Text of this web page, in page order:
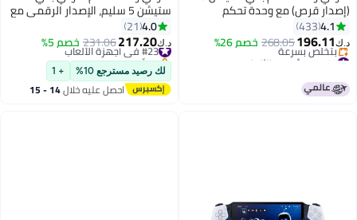
(إصدار قرص) مع وحدة تحكم
لاسلكية إضافية - أسود
4.1
433
د.ك‏196.11
268.05خصم 26%
#30 في أجهزة الألعاب
بتخلّص بسرعة
#30 في أجهزة الألعاب
ستيشن 5 سليم، الإصدار الرقمي مع
وحدة تحكم سوداء إضافية
4.0
21
د.ك‏217.20
231.06خصم 5% #23 في أجهزة الألعاب
بتخلّص بسرعة
#23 في أجهزة الألعاب
لك رصيد مسترجع 10% + 1
احصل عليه خلال 14 - 15